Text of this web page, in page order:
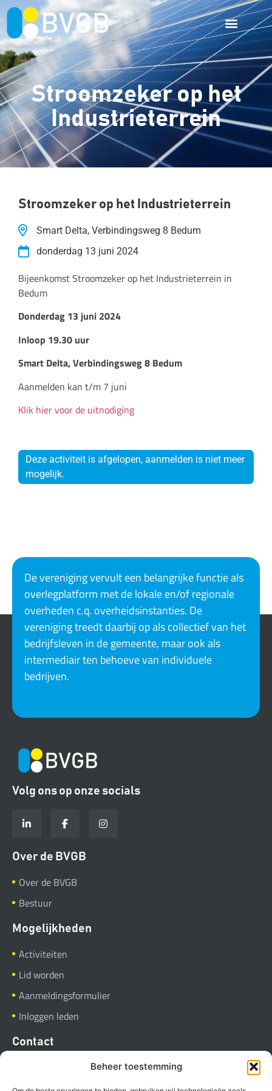
Beheer toestemming
Stroomzeker op het
Industrieterrein
Stroomzeker op het Industrieterrein
Smart Delta, Verbindingsweg 8 Bedum
donderdag 13 juni 2024
Bijeenkomst Stroomzeker op het Industrieterrein in
Bedum
Donderdag 13 juni 2024
Inloop 19.30 uur
Smart Delta, Verbindingsweg 8 Bedum
Aanmelden kan t/m 7 juni
Klik hier voor de uitnodiging
Deze activiteit is afgelopen, aanmelden is niet meer
mogelijk.
De vereniging vervult een belangrijke functie als
overlegplatform met de lokale en/of regionale
overheden c.q. overheidsinstanties. De
vereniging treedt daarbij op als collectief van het
bedrijfsleven in de gemeente, maar ook als
intermediair ten behoeve van individuele
bedrijven.
Volg ons op onze socials
Over de BVGB
Over de BVGB
Bestuur
Mogelijkheden
Activiteiten
Lid worden
Aanmeldingsformulier
Inloggen leden
Contact